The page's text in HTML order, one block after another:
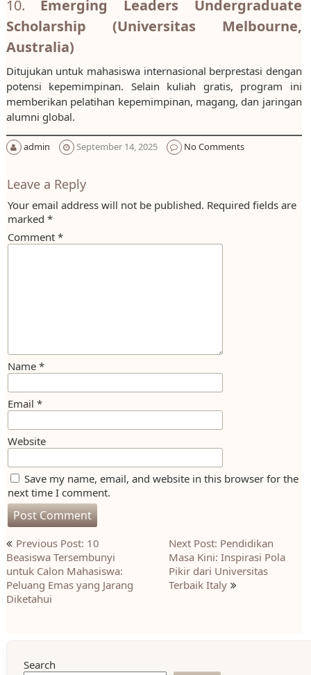
10. Emerging Leaders Undergraduate
Scholarship (Universitas Melbourne,
Australia)
Ditujukan untuk mahasiswa internasional berprestasi dengan
potensi kepemimpinan. Selain kuliah gratis, program ini
memberikan pelatihan kepemimpinan, magang, dan jaringan
alumni global.
admin September 14, 2025 No Comments
Leave a Reply
Your email address will not be published. Required fields are
marked *
Comment *
Name *
Email *
Website
Save my name, email, and website in this browser for the
next time I comment.
Post
navigation
Previous Post: 10
Beasiswa Tersembunyi
untuk Calon Mahasiswa:
Peluang Emas yang Jarang
Diketahui
Next Post: Pendidikan
Masa Kini: Inspirasi Pola
Pikir dari Universitas
Terbaik Italy
Search